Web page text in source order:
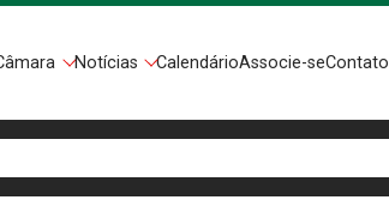
Notícias CalendárioAssocie-seContato